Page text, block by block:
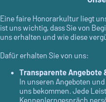
Eine faire Honorarkultur liegt
ist uns wichtig, dass Sie von
uns erhalten und wie diese
Dafür erhalten Sie von uns:
Transparente Angebote
In unseren Angeboten
uns bekommen. Jede
Kennenlerngespräch